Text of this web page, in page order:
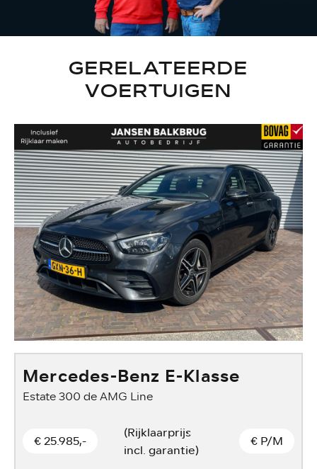
GERELATEERDE
VOERTUIGEN
Mercedes-Benz E-Klasse
Estate 300 de AMG Line
€ 25.985,-
(Rijklaarprijs
incl. garantie)
€ P/M